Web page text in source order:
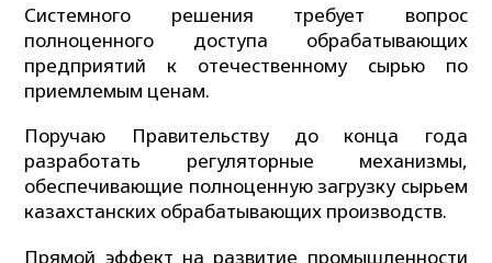
Системного решения требует вопрос
полноценного доступа обрабатывающих
предприятий к отечественному сырью по
приемлемым ценам.
Поручаю Правительству до конца года
разработать регуляторные механизмы,
обеспечивающие полноценную загрузку сырьем
казахстанских обрабатывающих производств.
Прямой эффект на развитие промышленности